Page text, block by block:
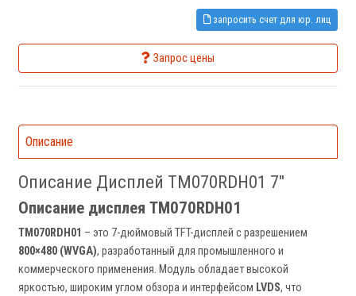
запросить счет для юр. лиц
Запрос цены
Описание
Описание Дисплей TM070RDH01 7"
Описание дисплея TM070RDH01
TM070RDH01 – это 7-дюймовый TFT-дисплей с разрешением
800×480 (WVGA), разработанный для промышленного и
коммерческого применения. Модуль обладает высокой
яркостью, широким углом обзора и интерфейсом LVDS, что